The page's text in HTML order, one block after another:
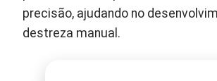
precisão, ajudando no
destreza manual.